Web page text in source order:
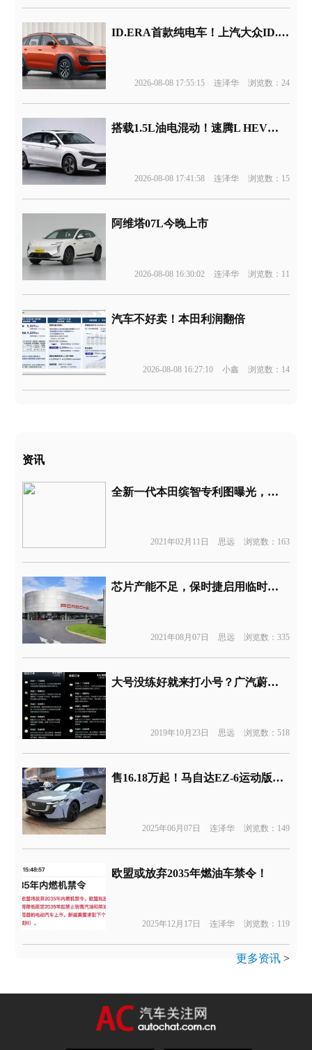
ID.ERA首款纯电车！上汽大众ID.ERA 5X官图发布
2026-08-08 17:55:15 连泽华 浏览数：24
搭载1.5L油电混动！速腾L HEV版申报
2026-08-08 17:41:58 连泽华 浏览数：15
阿维塔07L今晚上市
2026-08-08 16:30:02 连泽华 浏览数：11
汽车不好卖！本田利润翻倍
2026-08-08 16:27:10 小鑫 浏览数：14
资讯
全新一代本田缤智专利图曝光，全面“冠道”化
2021年02月11日 思远 浏览数：163
芯片产能不足，保时捷启用临时芯片
2021年08月07日 思远 浏览数：335
大号没练好就来打小号？广汽蔚来自信开启“盲订“模式
2019年10月23日 思远 浏览数：518
售16.18万起！马自达EZ-6运动版上市
2025年06月07日 连泽华 浏览数：149
欧盟或放弃2035年燃油车禁令！
2025年12月17日 连泽华 浏览数：119
更多资讯>